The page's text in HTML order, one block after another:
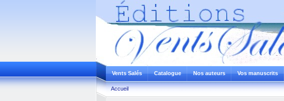
Vents Salés Catalogue Nos auteurs Vos manuscrits
Accueil